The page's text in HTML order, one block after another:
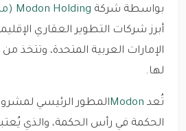
بواسطة شركة Modon Holding (مدن)
أبرز شركات التطوير العقاري
الإمارات العربية المتحدة، وتتخذ
لها.
تُعد Modonالمطور الرئيسي
الحكمة في رأس الحكمة، والذي